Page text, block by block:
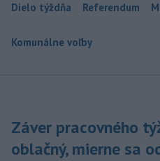
Dielo týždňa Referendum
Komunálne voľby
Záver pracovného
oblačný, mierne sa